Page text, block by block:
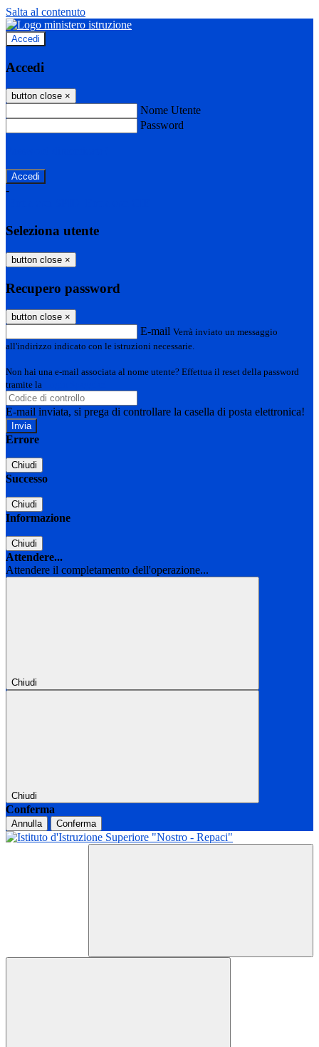
Salta al contenuto
Accedi
Accedi
button close ×
Nome Utente
Password
-
Seleziona utente
button close ×
Recupero password
button close ×
E-mail Verrà inviato un messaggio
all'indirizzo indicato con le istruzioni necessarie.
Non hai una e-mail associata al nome utente? Effettua il reset della password
tramite la
E-mail inviata, si prega di controllare la casella di posta elettronica!
Errore
Chiudi
Successo
Chiudi
Informazione
Chiudi
Attendere...
Attendere il completamento dell'operazione...
Chiudi
Chiudi
Conferma
Annulla Conferma